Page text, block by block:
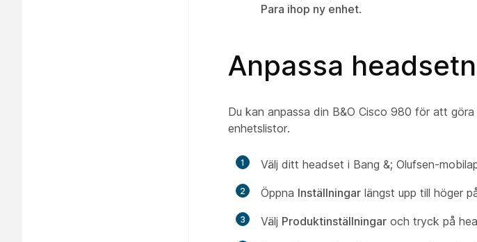
Para ihop ny enhet.
Anpassa
Du kan anpassa din B&O Cisco 980 för att
enhetslistor.
1 Välj ditt headset i Bang &; Olufsen-
2 Öppna Inställningar längst upp till höger
3 Välj Produktinställningar och tryck på